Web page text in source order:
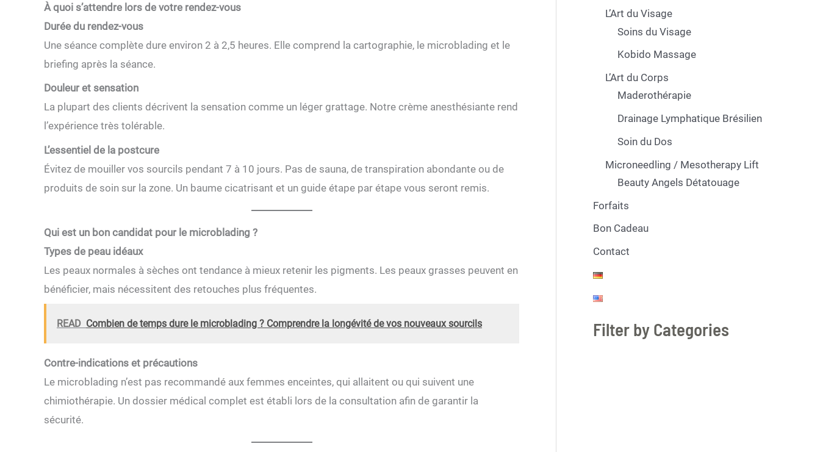
À quoi s’attendre lors de votre rendez-vous
Durée du rendez-vous
Une séance complète dure environ 2 à 2,5 heures. Elle comprend la cartographie, le microblading et le
briefing après la séance.
Douleur et sensation
La plupart des clients décrivent la sensation comme un léger grattage. Notre crème anesthésiante rend
l’expérience très tolérable.
L’essentiel de la postcure
Évitez de mouiller vos sourcils pendant 7 à 10 jours. Pas de sauna, de transpiration abondante ou de
produits de soin sur la zone. Un baume cicatrisant et un guide étape par étape vous seront remis.
Qui est un bon candidat pour le microblading ?
Types de peau idéaux
Les peaux normales à sèches ont tendance à mieux retenir les pigments. Les peaux grasses peuvent en
bénéficier, mais nécessitent des retouches plus fréquentes.
READ Combien de temps dure le microblading ? Comprendre la longévité de vos nouveaux sourcils
Contre-indications et précautions
Le microblading n’est pas recommandé aux femmes enceintes, qui allaitent ou qui suivent une
chimiothérapie. Un dossier médical complet est établi lors de la consultation afin de garantir la
sécurité.
L’Art du Visage
Soins du Visage
Kobido Massage
L’Art du Corps
Maderothérapie
Drainage Lymphatique Brésilien
Soin du Dos
Microneedling / Mesotherapy Lift
Beauty Angels Détatouage
Forfaits
Bon Cadeau
Contact
Filter by Categories